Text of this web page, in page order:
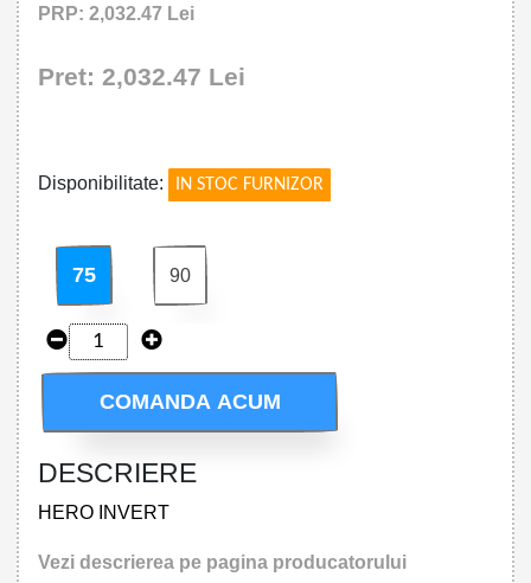
PRP: 2,032.47 Lei
Pret: 2,032.47 Lei
Disponibilitate: IN STOC FURNIZOR
75 90
COMANDA ACUM
DESCRIERE
HERO INVERT
Vezi descrierea pe pagina producatorului